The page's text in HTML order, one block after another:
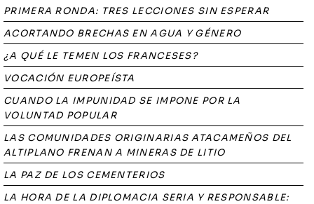
PRIMERA RONDA: TRES LECCIONES SIN ESPERAR
ACORTANDO BRECHAS EN AGUA Y GÉNERO
¿A QUÉ LE TEMEN LOS FRANCESES?
VOCACIÓN EUROPEÍSTA
CUANDO LA IMPUNIDAD SE IMPONE POR LA
VOLUNTAD POPULAR
LAS COMUNIDADES ORIGINARIAS ATACAMEÑOS DEL
ALTIPLANO FRENAN A MINERAS DE LITIO
LA PAZ DE LOS CEMENTERIOS
LA HORA DE LA DIPLOMACIA SERIA Y RESPONSABLE: